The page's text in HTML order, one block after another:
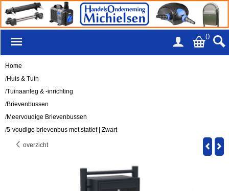
0
Home
/Huis & Tuin
/Tuinaanleg & -inrichting
/Brievenbussen
/Meervoudige Brievenbussen
/5-voudige brievenbus met statief | Zwart
overzicht